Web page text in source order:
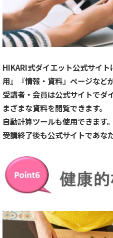
HIKARI式ダイエット公式サイ
用』『情報・資料』ページなど
受講者・会員は公式サイトでダ
まざまな資料を閲覧できます。
自動計算ツールも使用できます。
受講終了後も公式サイトであな